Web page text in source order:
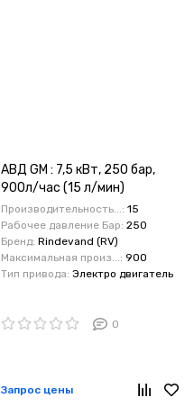
АВД GM : 7,5 кВт, 250 бар,
900л/час (15 л/мин)
профессионального класса
JD 1525 с системой тотал
стоп и электрикой. На
стационарной раме
Производительность...: 15
Рабочее давление Бар: 250
Бренд: Rindevand (RV)
Максимальная произ...: 900
Тип привода: Электро двигатель
0
Запрос цены